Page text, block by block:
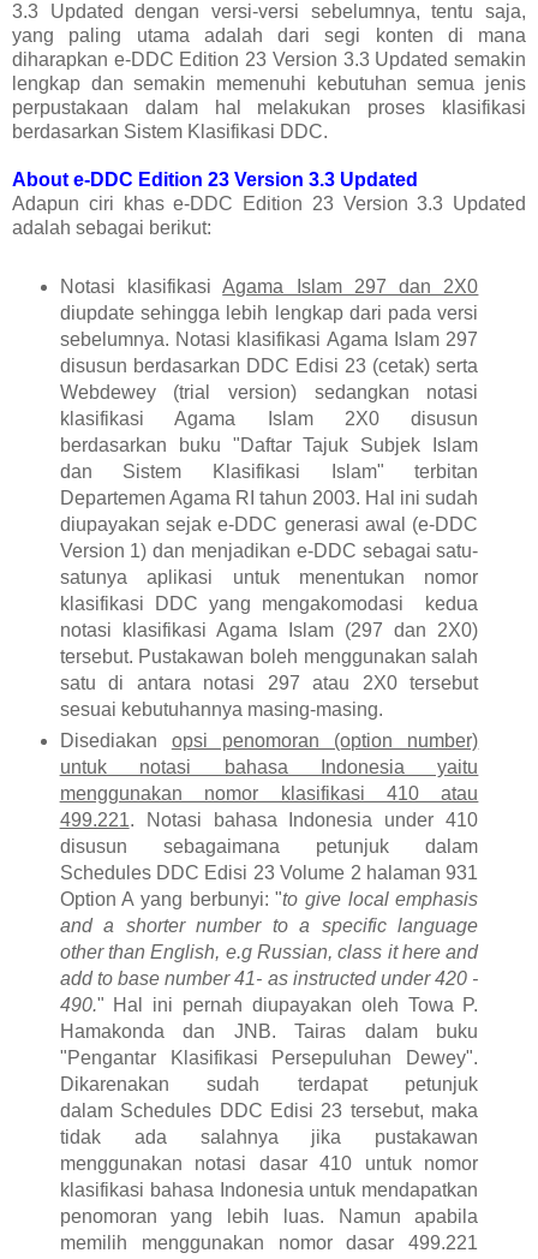
3.3 Updated dengan versi-versi sebelumnya, tentu saja,
yang paling utama adalah dari segi konten di mana
diharapkan e-DDC Edition 23 Version 3.3 Updated semakin
lengkap dan semakin memenuhi kebutuhan semua jenis
perpustakaan dalam hal melakukan proses klasifikasi
berdasarkan Sistem Klasifikasi DDC.
About e-DDC Edition 23 Version 3.3 Updated
Adapun ciri khase-DDC Edition 23 Version 3.3 Updated
adalah sebagai berikut:
Notasi klasifikasiAgama Islam 297 dan 2X0
diupdate sehingga lebih lengkap dari pada versi
sebelumnya. Notasi klasifikasi Agama Islam 297
disusun berdasarkan DDC Edisi 23 (cetak) serta
Webdewey (trial version) sedangkan notasi
klasifikasi Agama Islam 2X0 disusun
berdasarkan buku "Daftar Tajuk Subjek Islam
dan Sistem Klasifikasi Islam" terbitan
Departemen Agama RI tahun 2003. Hal ini sudah
diupayakan sejak e-DDC generasi awal (e-DDC
Version 1) dan menjadikan e-DDC sebagai satu-
satunya aplikasi untuk menentukan nomor
klasifikasi DDC yang mengakomodasi kedua
notasi klasifikasi Agama Islam (297 dan 2X0)
tersebut. Pustakawan boleh menggunakan salah
satu di antara notasi 297 atau 2X0 tersebut
sesuai kebutuhannya masing-masing.
Disediakan opsi penomoran (option number)
untuk notasi bahasa Indonesia yaitu
menggunakan nomor klasifikasi 410 atau
499.221. Notasi bahasa Indonesia under 410
disusun sebagaimana petunjuk dalam
Schedules DDC Edisi 23 Volume 2 halaman 931
Option A yang berbunyi: "to give local emphasis
and a shorter number to a specific language
other than English, e.g Russian, class it here and
add to base number 41- as instructed under 420 -
490." Hal ini pernah diupayakan oleh Towa P.
Hamakonda dan JNB. Tairas dalam buku
"Pengantar Klasifikasi Persepuluhan Dewey".
Dikarenakan sudah terdapat petunjuk
dalam Schedules DDC Edisi 23 tersebut, maka
tidak ada salahnya jika pustakawan
menggunakan notasi dasar 410 untuk nomor
klasifikasi bahasa Indonesia untuk mendapatkan
penomoran yang lebih luas. Namun apabila
memilih menggunakan nomor dasar 499.221